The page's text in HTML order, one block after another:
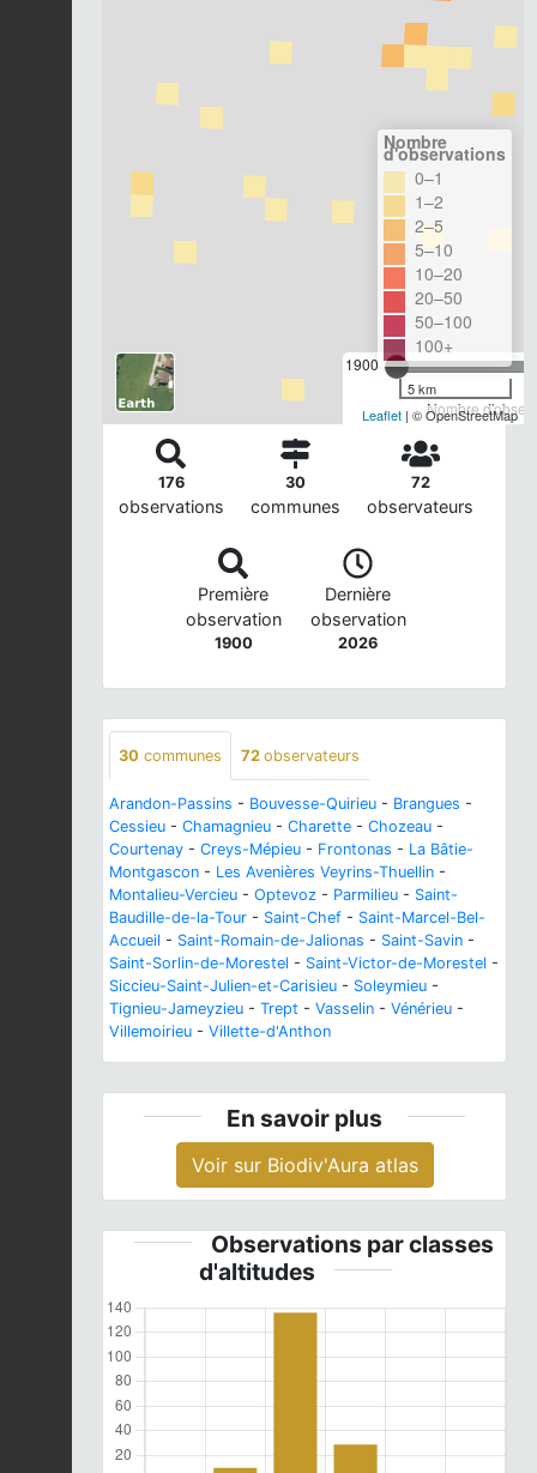
1900
Nombre
Nombre
d'observations
0–1
1–2
2–5
5–10
10–20
20–50
50–100
100+
5 km
Leaflet | © OpenStreetMap
176
observations
30
communes
72
observateurs
Première
observation
1900
Dernière
observation
2026
30 communes 72 observateurs
Arandon-Passins - Bouvesse-Quirieu - Brangues -
Cessieu - Chamagnieu - Charette - Chozeau -
Courtenay - Creys-Mépieu - Frontonas - La Bâtie-
Montgascon - Les Avenières Veyrins-Thuellin -
Montalieu-Vercieu - Optevoz - Parmilieu - Saint-
Baudille-de-la-Tour - Saint-Chef - Saint-Marcel-Bel-
Accueil - Saint-Romain-de-Jalionas - Saint-Savin -
Saint-Sorlin-de-Morestel - Saint-Victor-de-Morestel -
Siccieu-Saint-Julien-et-Carisieu - Soleymieu -
Tignieu-Jameyzieu - Trept - Vasselin - Vénérieu -
Villemoirieu - Villette-d'Anthon
En savoir plus
Voir sur Biodiv'Aura atlas
Observations par classes
d'altitudes